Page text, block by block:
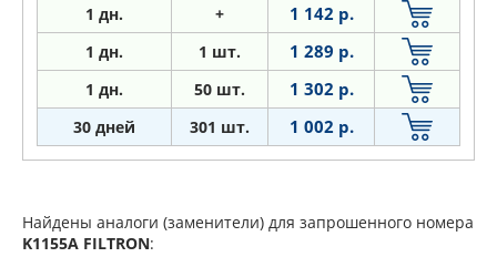
1 дн. + 1 142 р.
1 дн. 1 шт. 1 289 р.
1 дн. 50 шт. 1 302 р.
30 дней 301 шт. 1 002 р.
Найдены аналоги (заменители) для запрошенного номера
K1155A FILTRON: